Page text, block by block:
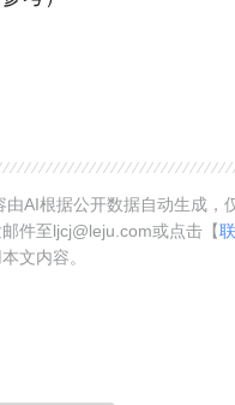
由AI根据公开数据自动生成
件至ljcj@leju.com或点击【
文内容。